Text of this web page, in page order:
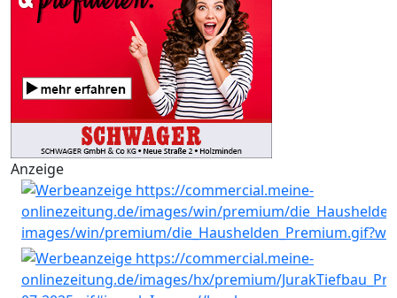
Anzeige